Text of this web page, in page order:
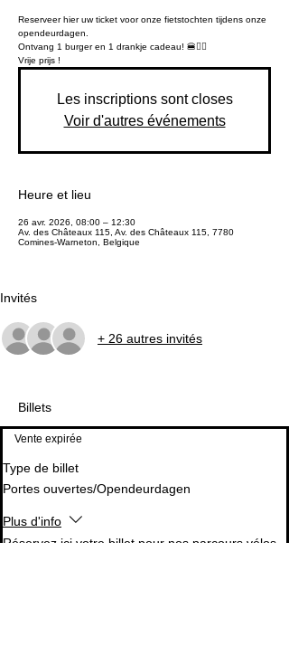
Reserveer hier uw ticket voor onze fietstochten tijdens onze
opendeurdagen.
Ontvang 1 burger en 1 drankje cadeau! 🍔🚴‍♂️
Vrije prijs !
Les inscriptions sont closes
Voir d'autres événements
Heure et lieu
26 avr. 2026, 08:00 – 12:30
Av. des Châteaux 115, Av. des Châteaux 115, 7780
Comines-Warneton, Belgique
Invités
+ 26 autres invités
Billets
Vente expirée
Type de billet
Portes ouvertes/Opendeurdagen
Plus d'info
Réservez ici votre billet pour nos parcours vélos